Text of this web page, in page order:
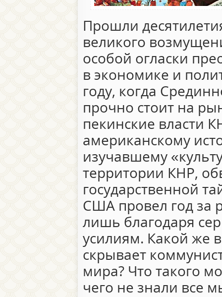
Прошли
великого
особой огласки
в экономике и
году, когда
прочно стоит на
пекинские власти
американскому
изучавшему
территории КНР,
государственной
США провел год за
лишь благодаря
усилиям. Какой же
скрывает
мира? Что такого
чего не знали все